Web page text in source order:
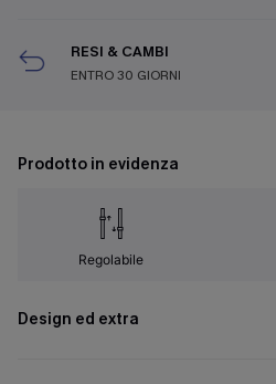
RESI & CAMBI
ENTRO 30 GIORNI
Prodotto in evidenza
Regolabile
Design ed extra